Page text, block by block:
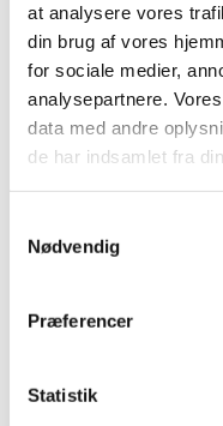
at analysere vores
din brug af vores
for sociale medier,
analysepartnere.
data med andre
de har indsamlet fra
Nødvendig
Præferencer
Statistik
Det nye råd kan se
med nye spændende
vedligeholde vores
kirkegårdene. Med
kulturmedarbejder er
arrangementer for
omdrejningspunktet
Formand Storvorde-